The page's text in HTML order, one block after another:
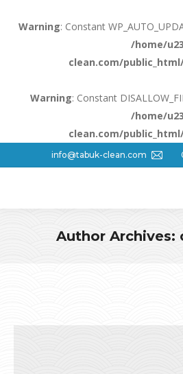
Warning: Constant
/home/
clean.com/
Warning: Constant
/home/
clean.com/
info@tabuk-clean.com
Author Archives: